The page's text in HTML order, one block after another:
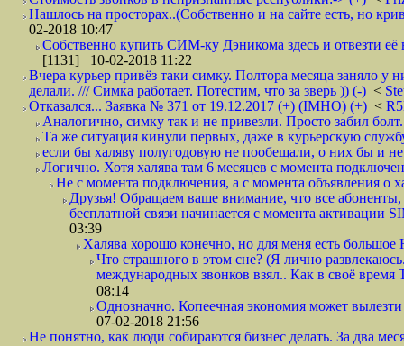
Нашлось на просторах..(Собственно и на сайте есть, но
02-2018 10:47
Собственно купить СИМ-ку Дэникома здесь и отвезти
[1131] 10-02-2018 11:22
Вчера курьер привёз таки симку. Полтора месяца заняло
делали. /// Симка работает. Потестим, что за зверь )) (-) <
Отказался... Заявка № 371 от 19.12.2017 (+) (IMHO) (+) <
Аналогично, симку так и не привезли. Просто забил
Та же ситуация кинули первых, даже в курьерскую
если бы халяву полугодовую не пообещали, о них бы и
Логично. Хотя халява там 6 месяцев с момента
Не с момента подключения, а с момента объявления о
Друзья! Обращаем ваше внимание, что все
бесплатной связи начинается с момента
03:39
Халява хорошо конечно, но для меня есть
Что страшного в этом сне? (Я лично
международных звонков взял.. Как в своё
08:14
Однозначно. Копеечная экономия может
07-02-2018 21:56
Не понятно, как люди собираются бизнес делать. За два